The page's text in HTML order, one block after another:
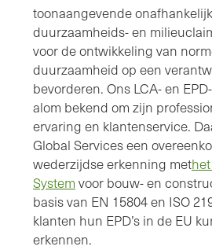
toonaangevende
duurzaamheids- en
voor de ontwikkeling van
duurzaamheid op een
bevorderen. Ons LCA- en
alom bekend om zijn
ervaring en klantenservice.
Global Services een
wederzijdse erkenning met
System voor bouw- en
basis van EN 15804 en ISO
klanten hun EPD’s in de EU
erkennen.